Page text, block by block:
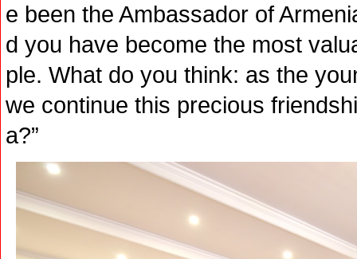
e been the Ambassador of
d you have become the most
ple. What do you think: as the
we continue this precious
a?”